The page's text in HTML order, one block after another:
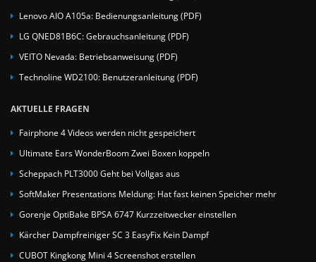
Lenovo AIO A105a: Bedienungsanleitung (PDF)
LG QNED81B6C: Gebrauchsanleitung (PDF)
VEITO Nevada: Betriebsanweisung (PDF)
Technoline WD2100: Benutzeranleitung (PDF)
AKTUELLE FRAGEN
Fairphone 4 Videos werden nicht gespeichert
Ultimate Ears WonderBoom Zwei Boxen koppeln
Scheppach PLT3000 Geht bei Vollgas aus
SoftMaker Presentations Meldung: Hat fast keinen Speicher mehr
Gorenje OptiBake BPSA 6747 Kurzzeitwecker einstellen
Kärcher Dampfreiniger SC 3 EasyFix Kein Dampf
CUBOT Kingkong Mini 4 Screenshot erstellen